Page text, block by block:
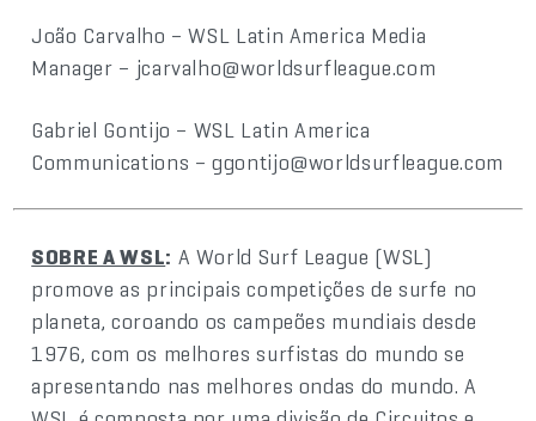
João Carvalho – WSL Latin America Media
Manager – jcarvalho@worldsurfleague.com
Gabriel Gontijo – WSL Latin America
Communications – ggontijo@worldsurfleague.com
SOBRE A WSL: A World Surf League (WSL)
promove as principais competições de surfe no
planeta, coroando os campeões mundiais desde
1976, com os melhores surfistas do mundo se
apresentando nas melhores ondas do mundo. A